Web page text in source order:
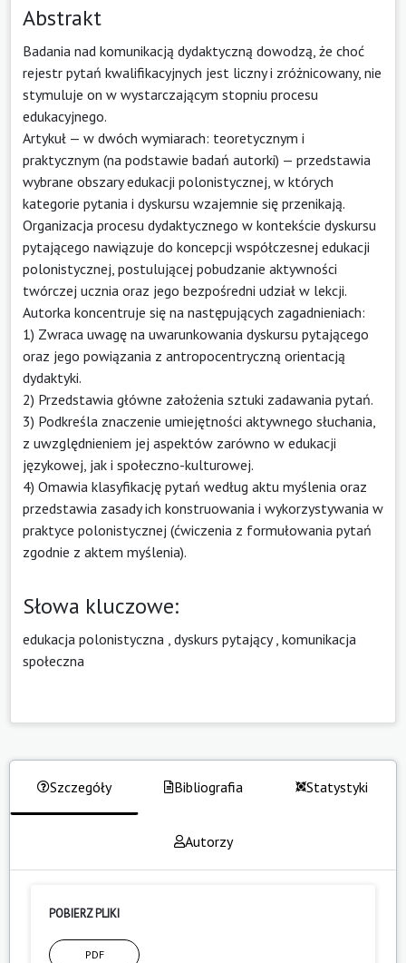
Abstrakt
Badania nad komunikacją dydaktyczną dowodzą, że choć
rejestr pytań kwalifikacyjnych jest liczny i zróżnicowany, nie
stymuluje on w wystarczającym stopniu procesu
edukacyjnego.
Artykuł — w dwóch wymiarach: teoretycznym i
praktycznym (na podstawie badań autorki) — przedstawia
wybrane obszary edukacji polonistycznej, w których
kategorie pytania i dyskursu wzajemnie się przenikają.
Organizacja procesu dydaktycznego w kontekście dyskursu
pytającego nawiązuje do koncepcji współczesnej edukacji
polonistycznej, postulującej pobudzanie aktywności
twórczej ucznia oraz jego bezpośredni udział w lekcji.
Autorka koncentruje się na następujących zagadnieniach:
1) Zwraca uwagę na uwarunkowania dyskursu pytającego
oraz jego powiązania z antropocentryczną orientacją
dydaktyki.
2) Przedstawia główne założenia sztuki zadawania pytań.
3) Podkreśla znaczenie umiejętności aktywnego słuchania,
z uwzględnieniem jej aspektów zarówno w edukacji
językowej, jak i społeczno-kulturowej.
4) Omawia klasyfikację pytań według aktu myślenia oraz
przedstawia zasady ich konstruowania i wykorzystywania w
praktyce polonistycznej (ćwiczenia z formułowania pytań
zgodnie z aktem myślenia).
Słowa kluczowe:
edukacja polonistyczna dyskurs pytający, komunikacja
społeczna
Szczegóły Bibliografia Statystyki
Autorzy
POBIERZ PLIKI
PDF